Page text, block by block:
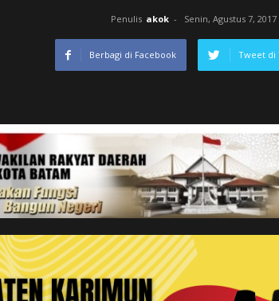
Penulis akok - Senin, Agustus 7,
Berbagi di Facebook Tweet di